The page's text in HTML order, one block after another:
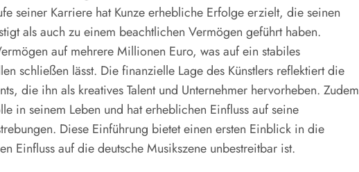
seiner Karriere hat Kunze erhebliche Erfolge erzielt, die seinen
als auch zu einem beachtlichen Vermögen geführt haben.
auf mehrere Millionen Euro, was auf ein stabiles
schließen lässt. Die finanzielle Lage des Künstlers reflektiert die
die ihn als kreatives Talent und Unternehmer hervorheben. Zudem
in seinem Leben und hat erheblichen Einfluss auf seine
Diese Einführung bietet einen ersten Einblick in die
Einfluss auf die deutsche Musikszene unbestreitbar ist.